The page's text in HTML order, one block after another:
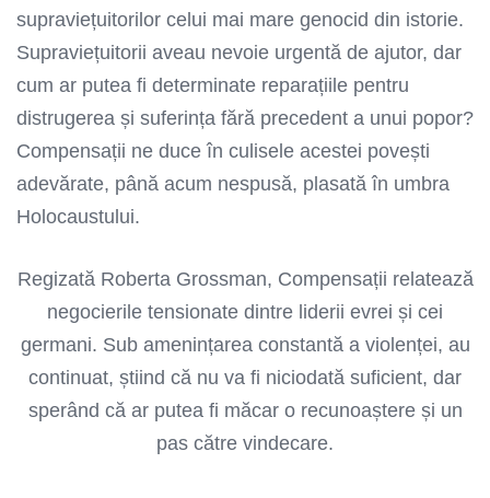
supraviețuitorilor celui mai mare genocid din istorie.
Supraviețuitorii aveau nevoie urgentă de ajutor, dar
cum ar putea fi determinate reparațiile pentru
distrugerea și suferința fără precedent a unui popor?
Compensații ne duce în culisele acestei povești
adevărate, până acum nespusă, plasată în umbra
Holocaustului.
Regizată Roberta Grossman, Compensații relatează
negocierile tensionate dintre liderii evrei și cei
germani. Sub amenințarea constantă a violenței, au
continuat, știind că nu va fi niciodată suficient, dar
sperând că ar putea fi măcar o recunoaștere și un
pas către vindecare.